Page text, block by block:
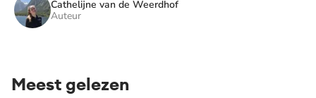
Cathelijne van de Weerdhof
Auteur
Meest gelezen